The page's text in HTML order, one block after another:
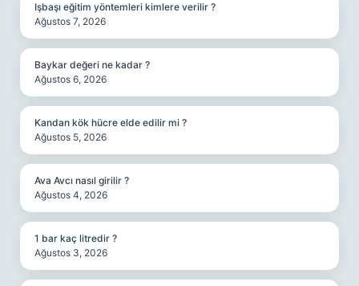
Işbaşı eğitim yöntemleri kimlere verilir ?
Ağustos 7, 2026
Baykar değeri ne kadar ?
Ağustos 6, 2026
Kandan kök hücre elde edilir mi ?
Ağustos 5, 2026
Ava Avcı nasıl girilir ?
Ağustos 4, 2026
1 bar kaç litredir ?
Ağustos 3, 2026